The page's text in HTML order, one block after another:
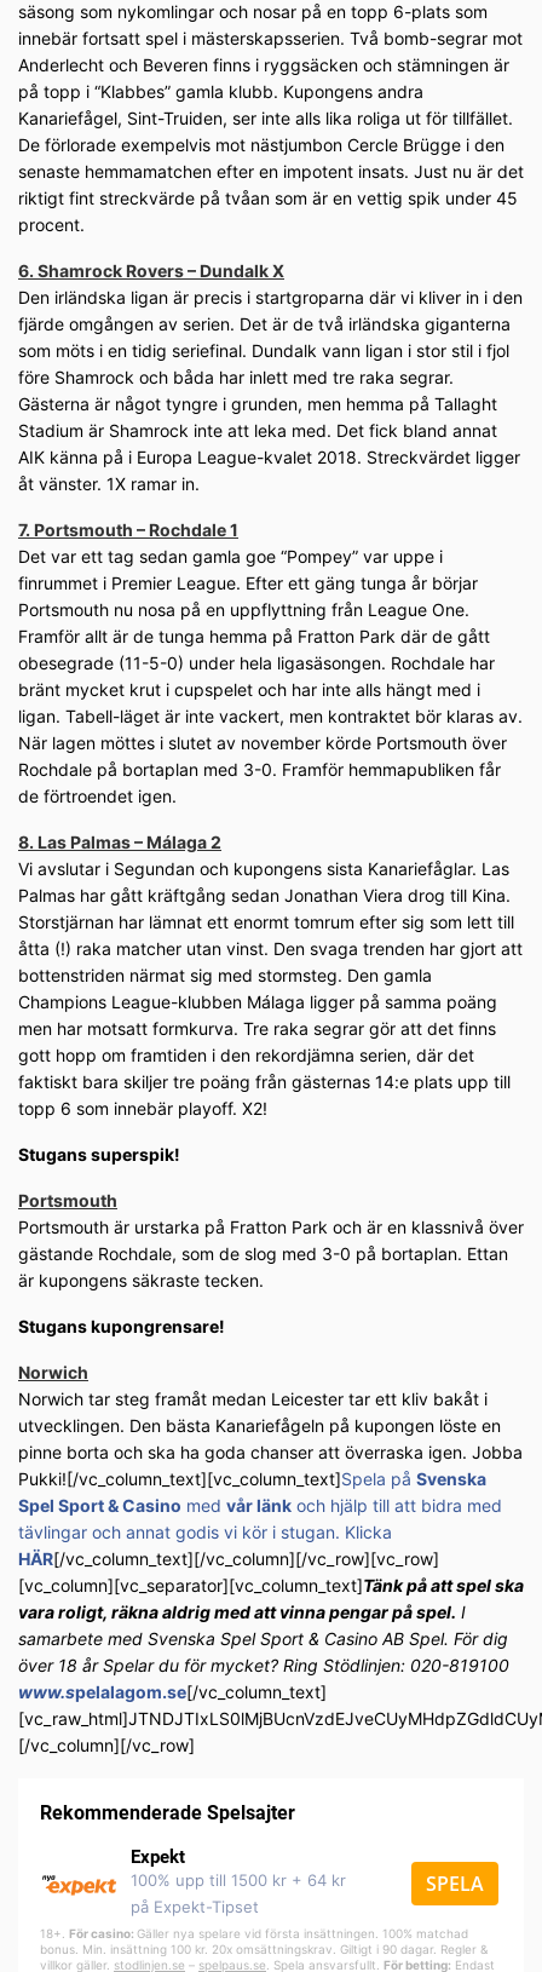
säsong som nykomlingar och nosar på en topp 6-plats som
innebär fortsatt spel i mästerskapsserien. Två bomb-segrar mot
Anderlecht och Beveren finns i ryggsäcken och stämningen är
på topp i “Klabbes” gamla klubb. Kupongens andra
Kanariefågel, Sint-Truiden, ser inte alls lika roliga ut för tillfället.
De förlorade exempelvis mot nästjumbon Cercle Brügge i den
senaste hemmamatchen efter en impotent insats. Just nu är det
riktigt fint streckvärde på tvåan som är en vettig spik under 45
procent.
6. Shamrock Rovers – Dundalk X
Den irländska ligan är precis i startgroparna där vi kliver in i den
fjärde omgången av serien. Det är de två irländska giganterna
som möts i en tidig seriefinal. Dundalk vann ligan i stor stil i fjol
före Shamrock och båda har inlett med tre raka segrar.
Gästerna är något tyngre i grunden, men hemma på Tallaght
Stadium är Shamrock inte att leka med. Det fick bland annat
AIK känna på i Europa League-kvalet 2018. Streckvärdet ligger
åt vänster. 1X ramar in.
7. Portsmouth – Rochdale 1
Det var ett tag sedan gamla goe “Pompey” var uppe i
finrummet i Premier League. Efter ett gäng tunga år börjar
Portsmouth nu nosa på en uppflyttning från League One.
Framför allt är de tunga hemma på Fratton Park där de gått
obesegrade (11-5-0) under hela ligasäsongen. Rochdale har
bränt mycket krut i cupspelet och har inte alls hängt med i
ligan. Tabell-läget är inte vackert, men kontraktet bör klaras av.
När lagen möttes i slutet av november körde Portsmouth över
Rochdale på bortaplan med 3-0. Framför hemmapubliken får
de förtroendet igen.
8. Las Palmas – Málaga 2
Vi avslutar i Segundan och kupongens sista Kanariefåglar. Las
Palmas har gått kräftgång sedan Jonathan Viera drog till Kina.
Storstjärnan har lämnat ett enormt tomrum efter sig som lett till
åtta (!) raka matcher utan vinst. Den svaga trenden har gjort att
bottenstriden närmat sig med stormsteg. Den gamla
Champions League-klubben Málaga ligger på samma poäng
men har motsatt formkurva. Tre raka segrar gör att det finns
gott hopp om framtiden i den rekordjämna serien, där det
faktiskt bara skiljer tre poäng från gästernas 14:e plats upp till
topp 6 som innebär playoff. X2!
Stugans superspik!
Portsmouth
Portsmouth är urstarka på Fratton Park och är en klassnivå över
gästande Rochdale, som de slog med 3-0 på bortaplan. Ettan
är kupongens säkraste tecken.
Stugans kupongrensare!
Norwich
Norwich tar steg framåt medan Leicester tar ett kliv bakåt i
utvecklingen. Den bästa Kanariefågeln på kupongen löste en
pinne borta och ska ha goda chanser att överraska igen. Jobba
Pukki![/vc_column_text][vc_column_text]Spela på Svenska
Spel Sport & Casino med vår länk och hjälp till att bidra med
tävlingar och annat godis vi kör i stugan. Klicka
HÄR[/vc_column_text][/vc_column][/vc_row][vc_row]
[vc_column][vc_separator][vc_column_text]Tänk på att spel ska
vara roligt, räkna aldrig med att vinna pengar på spel. I
samarbete med Svenska Spel Sport & Casino AB Spel. För dig
över 18 år Spelar du för mycket? Ring Stödlinjen: 020-819100
www.spelalagom.se[/vc_column_text]
[/vc_column][/vc_row]
Rekommenderade Spelsajter
Expekt
100% upp till 1500 kr + 64 kr
på Expekt-Tipset
SPELA
18+. För casino: Gäller nya spelare vid första insättningen. 100% matchad
bonus. Min. insättning 100 kr. 20x omsättningskrav. Giltigt i 90 dagar. Regler &
villkor gäller. stodlinjen.se – spelpaus.se . Spela ansvarsfullt. För betting: Endast